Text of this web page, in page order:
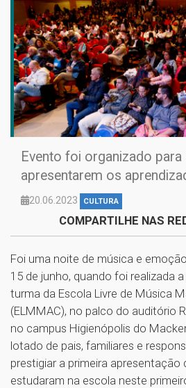
Evento foi organizado para
apresentarem os
20.06.2023 CULTURA
COMPARTILHE NAS
Foi uma noite de música e
15 de junho, quando foi realizada
turma da Escola Livre de Música
(ELMMAC), no palco do auditório
no campus Higienópolis do
lotado de pais, familiares e
prestigiar a primeira apresentação
estudaram na escola neste